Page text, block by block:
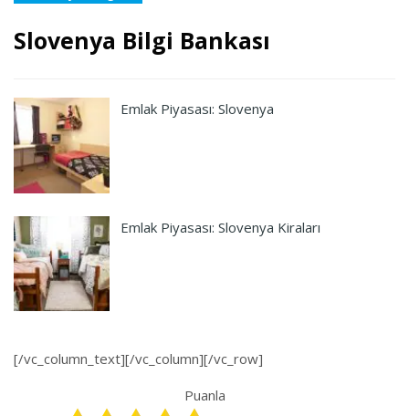
Slovenya Bilgi Bankası
Emlak Piyasası: Slovenya
Emlak Piyasası: Slovenya Kiraları
[/vc_column_text][/vc_column][/vc_row]
Puanla